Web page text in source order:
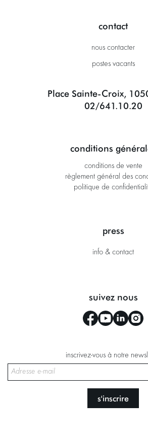
contact
nous contacter
postes vacants
Place Sainte-Croix,
02/641.10.20
conditions
conditions de vente
règlement général des
politique de
press
info & contact
suivez nous
inscrivez-vous à notre
s'inscrire